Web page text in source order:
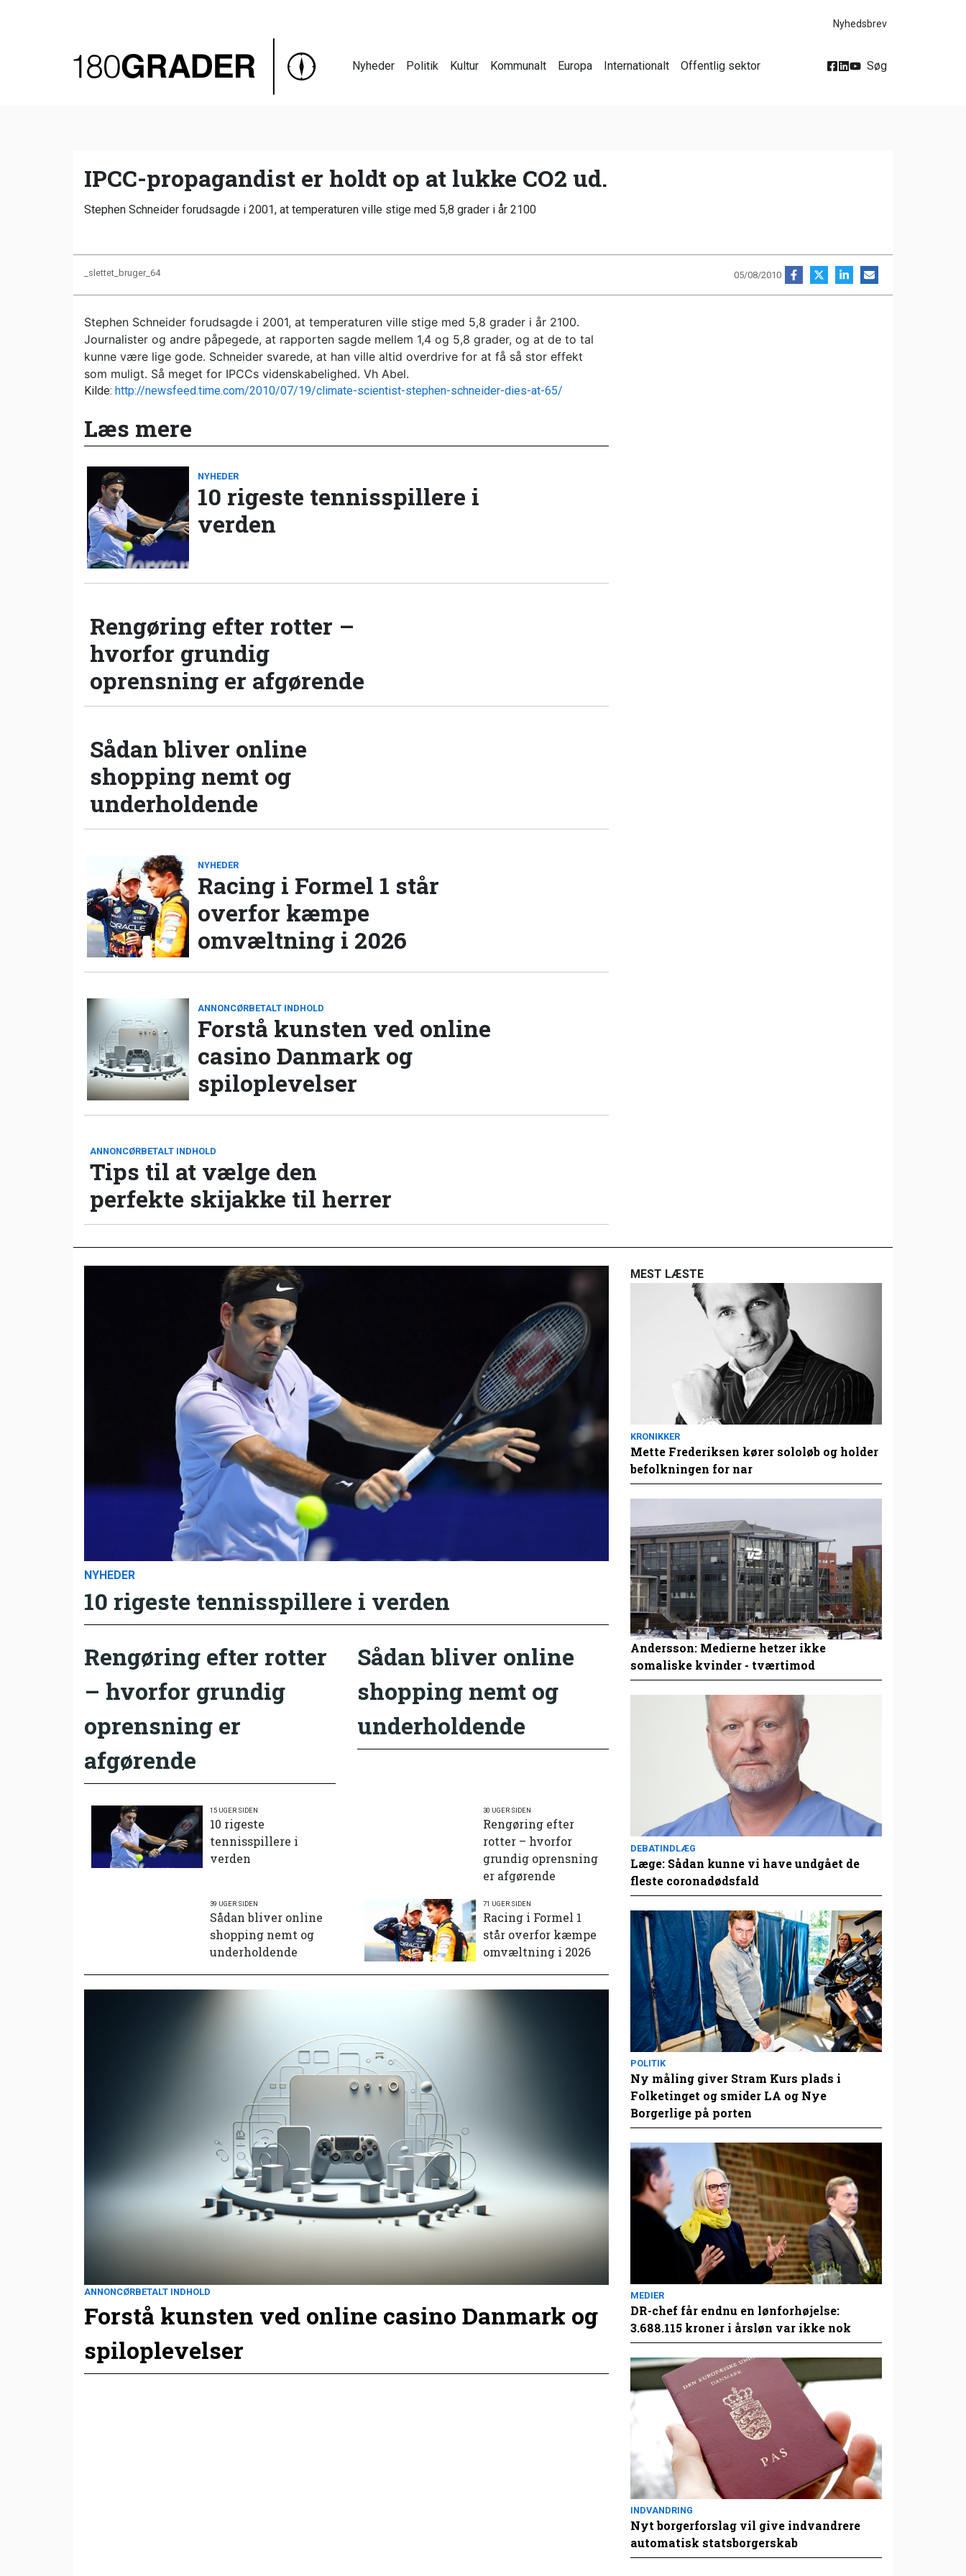
Nyhedsbrev
Nyheder Politik Kultur Kommunalt Europa Internationalt Offentlig sektor Søg
IPCC-propagandist er holdt op at lukke CO2 ud.
Stephen Schneider forudsagde i 2001, at temperaturen ville stige med 5,8 grader i år 2100
_slettet_bruger_64 05/08/2010
Stephen Schneider forudsagde i 2001, at temperaturen ville stige med 5,8 grader i år 2100.
Journalister og andre påpegede, at rapporten sagde mellem 1,4 og 5,8 grader, og at de to tal
kunne være lige gode. Schneider svarede, at han ville altid overdrive for at få så stor effekt
som muligt. Så meget for IPCCs videnskabelighed. Vh Abel.
Kilde: http://newsfeed.time.com/2010/07/19/climate-scientist-stephen-schneider-dies-at-65/
Læs mere
NYHEDER
10 rigeste tennisspillere i
verden
Rengøring efter rotter –
hvorfor grundig
oprensning er afgørende
Sådan bliver online
shopping nemt og
underholdende
NYHEDER
Racing i Formel 1 står
overfor kæmpe
omvæltning i 2026
ANNONCØRBETALT INDHOLD
Forstå kunsten ved online
casino Danmark og
spiloplevelser
ANNONCØRBETALT INDHOLD
Tips til at vælge den
perfekte skijakke til herrer
NYHEDER
10 rigeste tennisspillere i verden
Rengøring efter rotter
– hvorfor grundig
oprensning er
afgørende
Sådan bliver online
shopping nemt og
underholdende
15 UGER SIDEN
10 rigeste
tennisspillere i
verden
30 UGER SIDEN
Rengøring efter
rotter – hvorfor
grundig oprensning
er afgørende
39 UGER SIDEN
Sådan bliver online
shopping nemt og
underholdende
71 UGER SIDEN
Racing i Formel 1
står overfor kæmpe
omvæltning i 2026
ANNONCØRBETALT INDHOLD
Forstå kunsten ved online casino Danmark og
spiloplevelser
MEST LÆSTE
KRONIKKER
Mette Frederiksen kører sololøb og holder
befolkningen for nar
Andersson: Medierne hetzer ikke
somaliske kvinder - tværtimod
DEBATINDLÆG
Læge: Sådan kunne vi have undgået de
fleste coronadødsfald
POLITIK
Ny måling giver Stram Kurs plads i
Folketinget og smider LA og Nye
Borgerlige på porten
MEDIER
DR-chef får endnu en lønforhøjelse:
3.688.115 kroner i årsløn var ikke nok
INDVANDRING
Nyt borgerforslag vil give indvandrere
automatisk statsborgerskab